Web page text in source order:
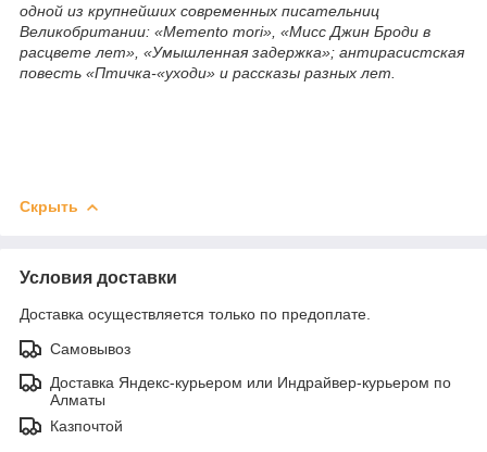
одной из крупнейших современных писательниц
Великобритании: «Memento mori», «Мисс Джин Броди в
расцвете лет», «Умышленная задержка»; антирасистская
повесть «Птичка-«уходи» и рассказы разных лет.
Скрыть
Условия доставки
Доставка осуществляется только по предоплате.
Самовывоз
Доставка Яндекс-курьером или Индрайвер-курьером по
Алматы
Казпочтой